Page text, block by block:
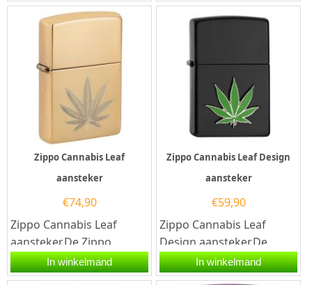
Zippo Cannabis Leaf
aansteker
€74,90
Zippo Cannabis Leaf
aansteker.De Zippo
Cannabis Leaf aansteker
heeft een hoogglans
In winkelmand
Zippo Cannabis Leaf Design
aansteker
€59,90
Zippo Cannabis Leaf
Design aansteker.De
Zippo Cannabis Leaf
Design aansteker heeft
In winkelmand